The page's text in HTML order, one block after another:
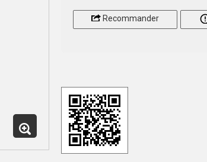
Recommander